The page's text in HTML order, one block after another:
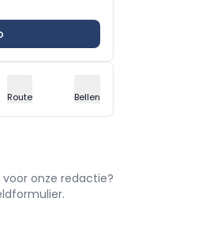
Route Bellen
onze redactie?